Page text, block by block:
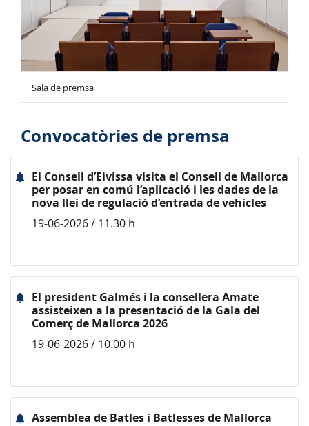
Sala de premsa
Convocatòries de premsa
El Consell d’Eivissa visita el Consell de Mallorca
per posar en comú l’aplicació i les dades de la
nova llei de regulació d’entrada de vehicles
19-06-2026 / 11.30 h
El president Galmés i la consellera Amate
assisteixen a la presentació de la Gala del
Comerç de Mallorca 2026
19-06-2026 / 10.00 h
Assemblea de Batles i Batlesses de Mallorca